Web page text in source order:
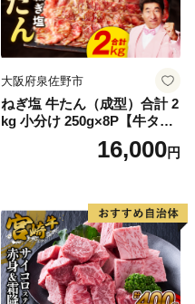
大阪府泉佐野市
ねぎ塩 牛たん（成型）合計 2
kg 小分け 250g×8P【牛タン
牛肉 焼肉用 薄切り 訳あり サ
16,000円